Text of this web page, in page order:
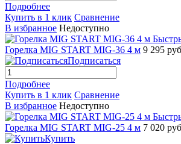
Подробнее
Купить в 1 клик Сравнение
В избранное Недоступно
Горелка MIG START MIG-36 4 м 9 295
Подписаться
Подробнее
Купить в 1 клик Сравнение
В избранное Недоступно
Горелка MIG START MIG-25 4 м 7 020
Купить